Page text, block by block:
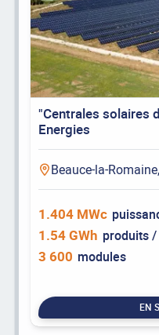
"Centrales solaires
Energies
Beauce-la-
1.404 MWc
1.54 GWh produits /
3 600 modules
EN